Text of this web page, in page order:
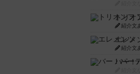
トリオ
紹介文
エレメ
紹介文
バー！